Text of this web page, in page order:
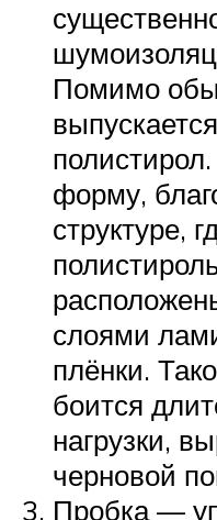
Помимо
форму,
структуре,
слоями
плёнки.
боится
нагрузки,
черновой
Пробка —